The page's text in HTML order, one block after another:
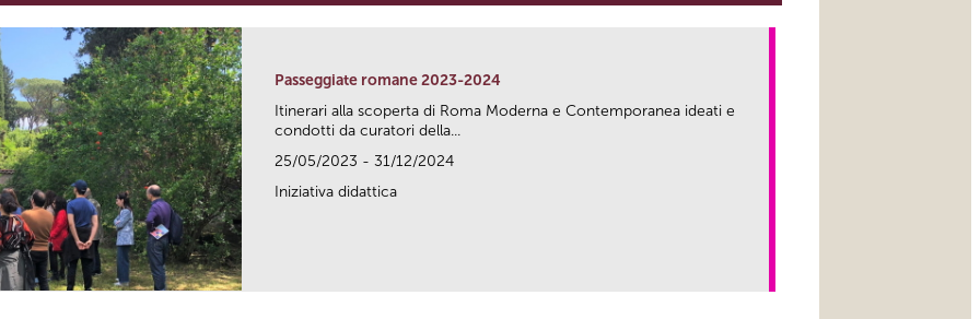
Passeggiate romane 2023-2024
Itinerari alla scoperta di Roma Moderna e Contemporanea ideati e
condotti da curatori della...
25/05/2023 - 31/12/2024
Iniziativa didattica